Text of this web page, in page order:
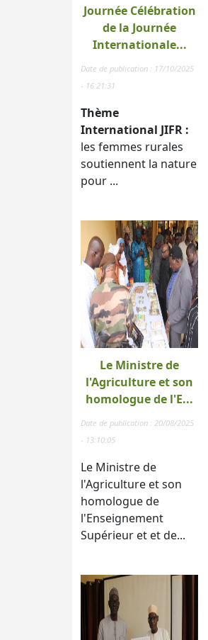
Journée Célébration
de la Journée
Internationale...
Date de publication : 17/10/2025
- 16:21:31
Thème
International JIFR :
les femmes rurales
soutiennent la nature
pour ...
Le Ministre de
l'Agriculture et son
homologue de l'E...
Date de publication : 20/08/2025
- 13:10:05
Le Ministre de
l'Agriculture et son
homologue de
l'Enseignement
Supérieur et et de...